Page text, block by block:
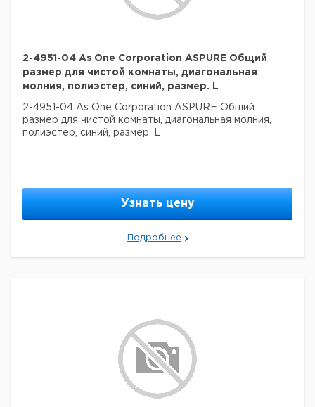
2-4951-04 As One Corporation ASPURE Общий
размер для чистой комнаты, диагональная
молния, полиэстер, синий, размер. L
2-4951-04 As One Corporation ASPURE Общий
размер для чистой комнаты, диагональная молния,
полиэстер, синий, размер. L
Узнать цену
Подробнее